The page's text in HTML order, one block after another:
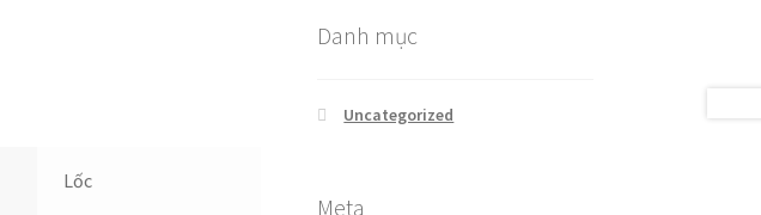
Lốc
Danh mục
Uncategorized
Meta